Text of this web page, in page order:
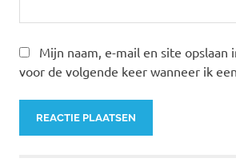
Mijn naam, e-mail en site opslaan
voor de volgende keer wanneer ik